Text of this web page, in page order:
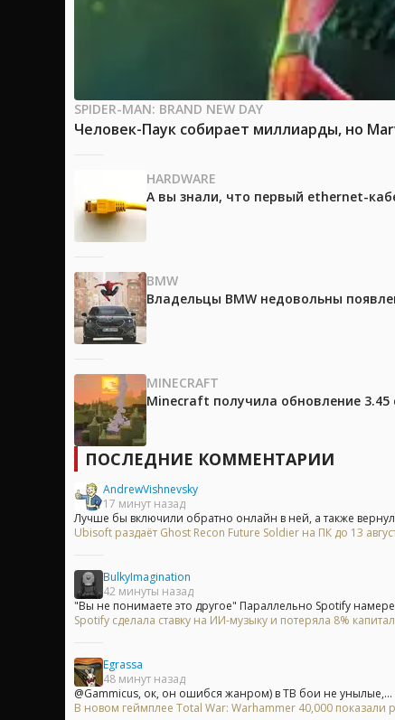
SPIDER-MAN: BRAND NEW DAY
Человек-Паук собирает миллиарды, но
HARDWARE
А вы знали, что первый ethernet-
BMW
Владельцы BMW недовольны
MINECRAFT
Minecraft получила обновление
ПОСЛЕДНИЕ КОММЕНТАРИИ
AndrewVishnevsky
17 минут назад
Лучше бы включили обратно онлайн в ней, а также
Ubisoft раздаёт Ghost Recon Future Soldier на ПК до 13
BulkyImagination
42 минуты назад
"Вы не понимаете это другое" Параллельно Spotify
Spotify сделала ставку на ИИ-музыку и потеряла 8%
Egrassa
48 минут назад
@Gammicus, ок, он ошибся жанром) в ТВ бои не унылые,...
В новом геймплее Total War: Warhammer 40,000